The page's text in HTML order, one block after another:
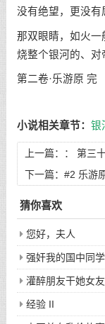
没有绝望，更没有
那双眼睛，如火一
烧整个银河的、对
第二卷·乐游原 完
小说相关章节： 银
上一篇：： 第三
下一篇： #2 乐游
猜你喜欢
您好，夫人
强奸我的国中同学
灌醉朋友干她女友
经验 II